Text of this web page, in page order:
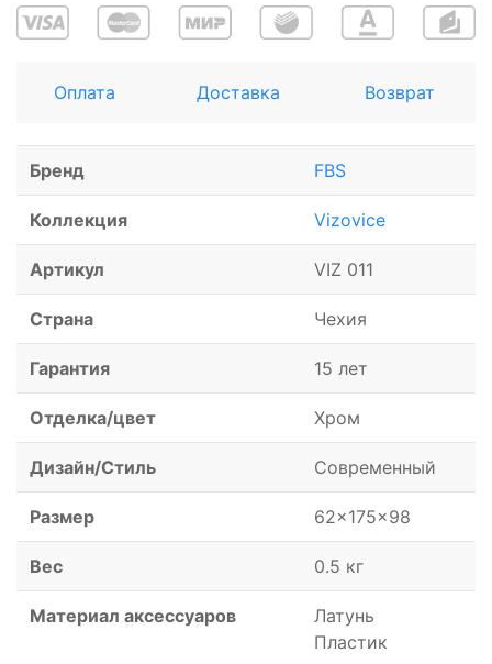
Оплата Доставка Возврат
Бренд FBS
Коллекция Vizovice
Артикул VIZ 011
Страна Чехия
Гарантия 15 лет
Отделка/цвет Хром
Дизайн/Стиль Современный
Размер 62x175x98
Вес 0.5 кг
Материал аксессуаров
Латунь
Пластик